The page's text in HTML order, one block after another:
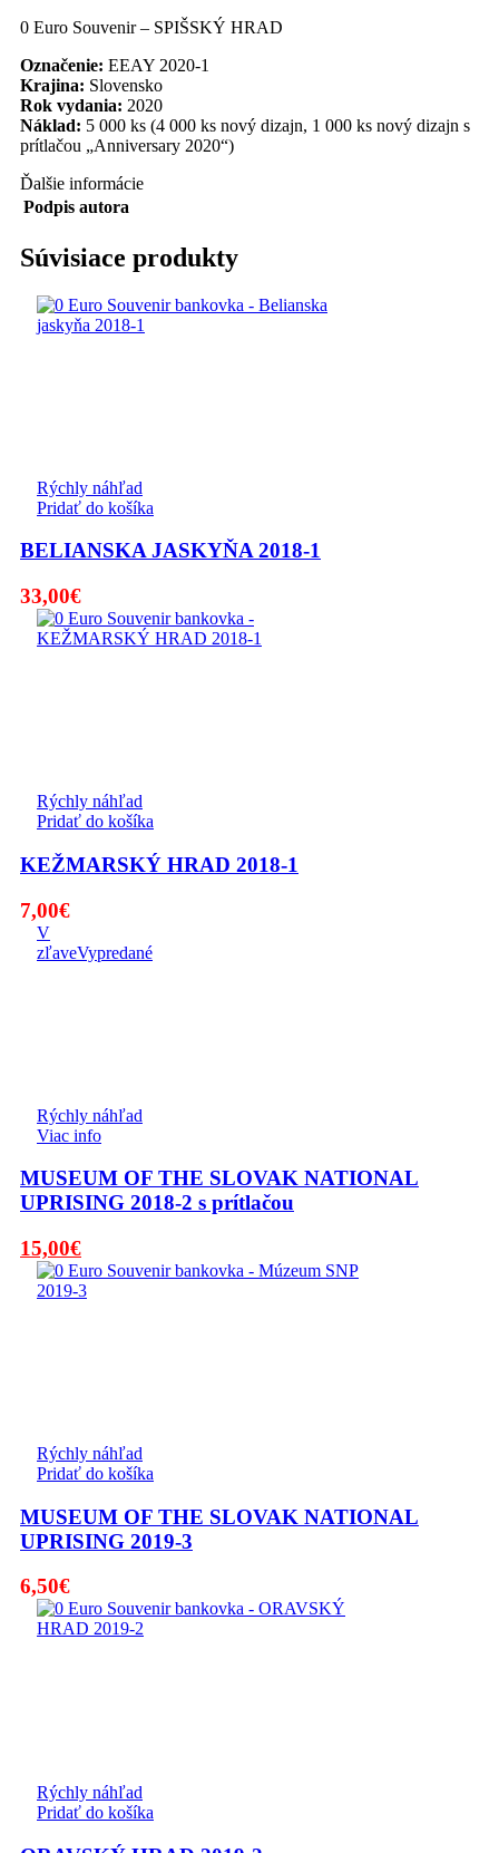
0 Euro Souvenir – SPIŠSKÝ HRAD
Označenie: EEAY 2020-1
Krajina: Slovensko
Rok vydania: 2020
Náklad: 5 000 ks (4 000 ks nový dizajn, 1 000 ks nový dizajn s
prítlačou „Anniversary 2020“)
Ďalšie informácie
Podpis autora
Súvisiace produkty
Rýchly náhľad
Pridať do košíka
BELIANSKA JASKYŇA 2018-1
33,00€
Rýchly náhľad
Pridať do košíka
KEŽMARSKÝ HRAD 2018-1
7,00€
V
zľaveVypredané
Rýchly náhľad
Viac info
MUSEUM OF THE SLOVAK NATIONAL
UPRISING 2018-2 s prítlačou
Pôvodná
cena
bola:
15,00€Aktuálna
cena
je:
Rýchly náhľad
Pridať do košíka
MUSEUM OF THE SLOVAK NATIONAL
UPRISING 2019-3
6,50€
Rýchly náhľad
Pridať do košíka